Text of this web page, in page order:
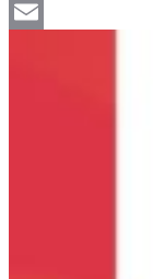
Telegram